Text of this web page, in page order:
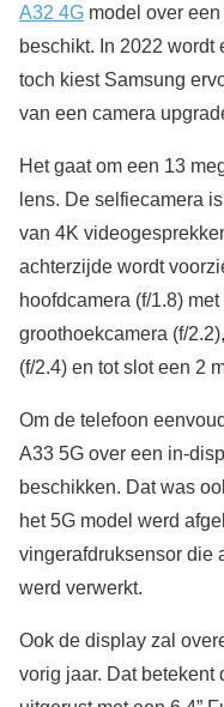
A32 4G model over
beschikt. In 2022 wordt
toch kiest Samsung
van een camera
Het gaat om een 13
lens. De selfiecamera
van 4K
achterzijde wordt
hoofdcamera (f/1.8)
groothoekcamera (f/
(f/2.4) en tot slot een 2
Om de telefoon
A33 5G over een in-
beschikken. Dat was
het 5G model werd
vingerafdruksensor die
werd verwerkt.
Ook de display zal
vorig jaar. Dat betekent